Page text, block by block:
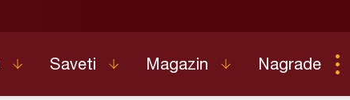
Saveti Magazin Nagrade